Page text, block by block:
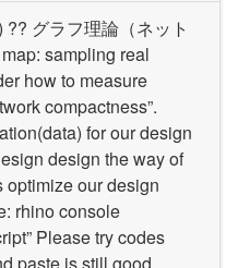
グラフ理論（ネット
sampling real
how to measure
compactness”.
for our design
design the way of
our design
rhino console
Please try codes